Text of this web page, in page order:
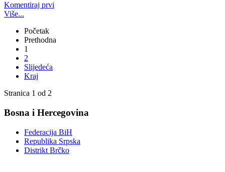
Komentiraj prvi
Više...
Početak
Prethodna
1
2
Slijedeća
Kraj
Stranica 1 od 2
Bosna i Hercegovina
Federacija BiH
Republika Srpska
Distrikt Brčko